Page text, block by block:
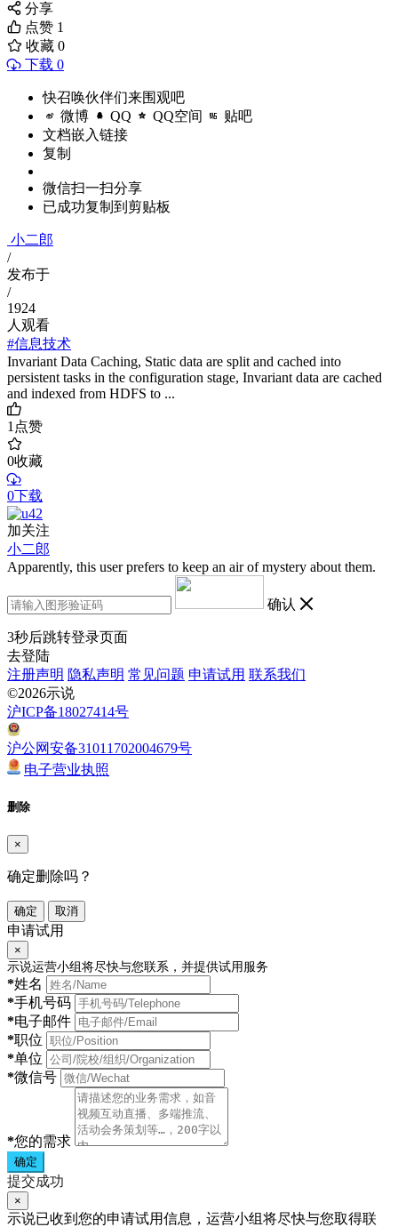
分享
点赞 1
收藏 0
下载 0
快召唤伙伴们来围观吧
微博 QQ QQ空间 贴吧
文档嵌入链接
复制
微信扫一扫分享
已成功复制到剪贴板
小二郎
/
发布于
/
1924
人观看
#信息技术
Invariant Data Caching, Static data are split and cached into
persistent tasks in the configuration stage, Invariant data are cached
and indexed from HDFS to ...
1点赞
0收藏
0下载
加关注
小二郎
Apparently, this user prefers to keep an air of mystery about them.
确认
3秒后跳转登录页面
去登陆
注册声明 隐私声明 常见问题 申请试用 联系我们
©2026示说
沪ICP备18027414号
沪公网安备31011702004679号
电子营业执照
删除
×
确定删除吗？
确定 取消
申请试用
×
示说运营小组将尽快与您联系，并提供试用服务
*姓名
*手机号码
*电子邮件
*职位
*单位
*微信号
*您的需求
确定
提交成功
×
示说已收到您的申请试用信息，运营小组将尽快与您取得联